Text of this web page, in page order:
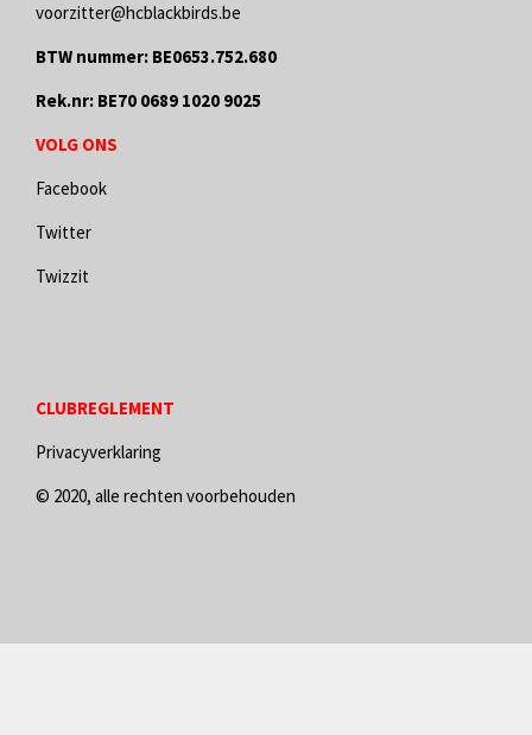
voorzitter@hcblackbirds.be
BTW nummer: BE0653.752.680
Rek.nr: BE70 0689 1020 9025
VOLG ONS
Facebook
Twitter
Twizzit
CLUBREGLEMENT
Privacyverklaring
© 2020, alle rechten voorbehouden